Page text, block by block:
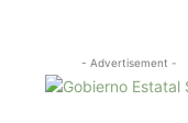
- Advertisement -